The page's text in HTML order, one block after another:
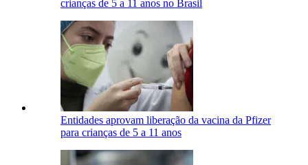
crianças de 5 a 11 anos no Brasil
Entidades aprovam liberação da vacina da Pfizer
para crianças de 5 a 11 anos